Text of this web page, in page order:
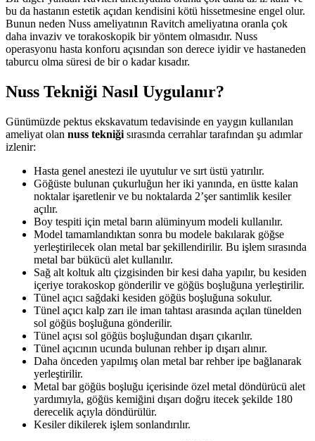
bu da hastanın estetik açıdan kendisini kötü hissetmesine engel olur.
Bunun neden Nuss ameliyatının Ravitch ameliyatına oranla çok
daha invaziv ve torakoskopik bir yöntem olmasıdır. Nuss
operasyonu hasta konforu açısından son derece iyidir ve hastaneden
taburcu olma süresi de bir o kadar kısadır.
Nuss Tekniği Nasıl Uygulanır?
Günümüzde pektus ekskavatum tedavisinde en yaygın kullanılan
ameliyat olan nuss tekniği sırasında cerrahlar tarafından şu adımlar
izlenir:
Hasta genel anestezi ile uyutulur ve sırt üstü yatırılır.
Göğüste bulunan çukurluğun her iki yanında, en üstte kalan
noktalar işaretlenir ve bu noktalarda 2’şer santimlik kesiler
açılır.
Boy tespiti için metal barın alüminyum modeli kullanılır.
Model tamamlandıktan sonra bu modele bakılarak göğse
yerleştirilecek olan metal bar şekillendirilir. Bu işlem sırasında
metal bar bükücü alet kullanılır.
Sağ alt koltuk altı çizgisinden bir kesi daha yapılır, bu kesiden
içeriye torakoskop gönderilir ve göğüs boşluğuna yerleştirilir.
Tünel açıcı sağdaki kesiden göğüs boşluğuna sokulur.
Tünel açıcı kalp zarı ile iman tahtası arasında açılan tünelden
sol göğüs boşluğuna gönderilir.
Tünel açısı sol göğüs boşluğundan dışarı çıkarılır.
Tünel açıcının ucunda bulunan rehber ip dışarı alınır.
Daha önceden yapılmış olan metal bar rehber ipe bağlanarak
yerleştirilir.
Metal bar göğüs boşluğu içerisinde özel metal döndürücü alet
yardımıyla, göğüs kemiğini dışarı doğru itecek şekilde 180
derecelik açıyla döndürülür.
Kesiler dikilerek işlem sonlandırılır.